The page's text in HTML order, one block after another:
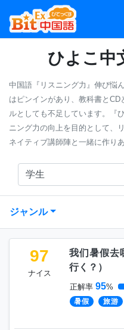
ひよこ中
中国語『リスニング力』伸び悩
はピンインがあり、教科書と
ルとしても不足しています。『
ニング力の向上を目的として、
ネイティブ講師陣と一緒に作り
ジャンル
97
ナイス
我们暑假去
行く？ ）
正解率 95%
暑假 旅游